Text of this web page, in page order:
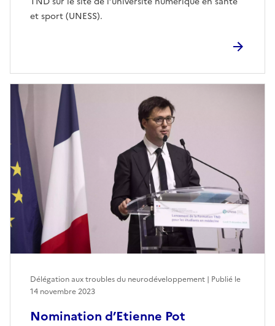
et sport (UNESS).
Nomination d’Etienne Pot
Délégation aux troubles du neurodéveloppement | Publié le
14 novembre 2023